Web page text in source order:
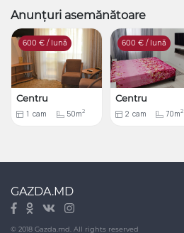
Anunțuri asemănătoare
600 € / lună
Centru
1 cam 50m2
600 € / lună
Centru
2 cam 70m2
GAZDA.MD
© 2018 Gazda.md. All rights reserved